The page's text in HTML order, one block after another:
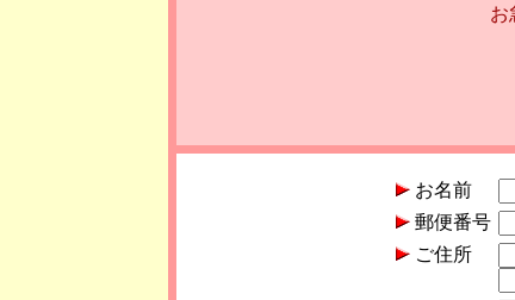
お
お名前
郵便番号
ご住所